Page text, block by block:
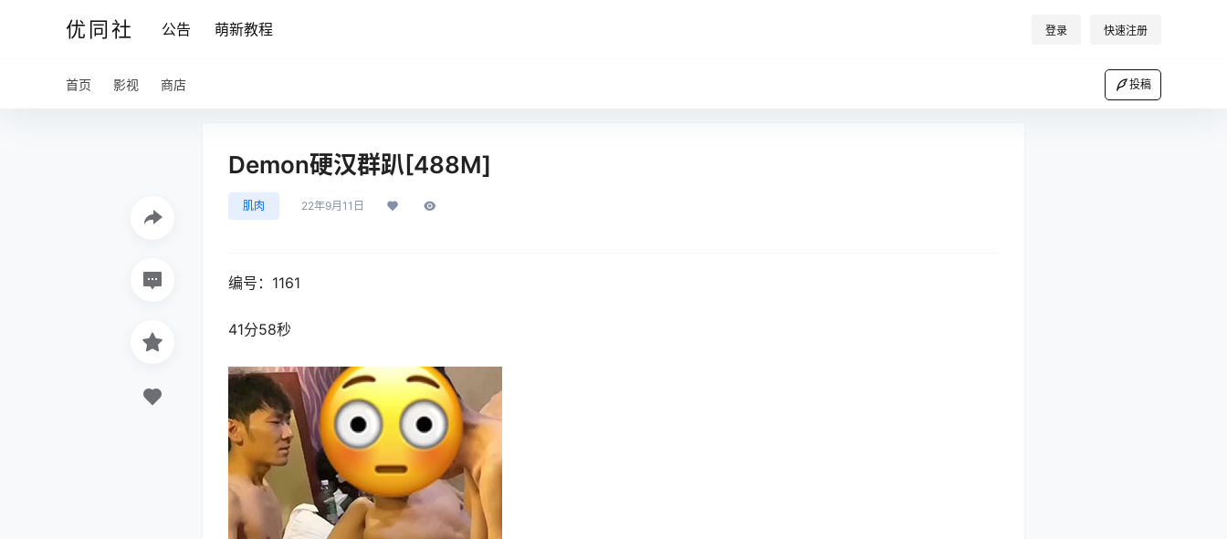
优同社 公告 萌新教程 登录 快速注册
首页 影视 商店 投稿
Demon硬汉群趴[488M]
肌肉 22年9月11日
编号：1161
41分58秒